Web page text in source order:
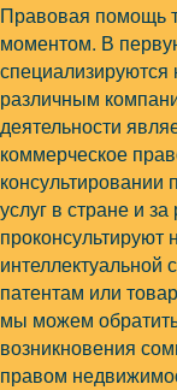
Правовая помощь
моментом. В
различным
деятельности
коммерческое
услуг в стране и
интеллектуальной
патентам или
мы можем
возникновения
правом